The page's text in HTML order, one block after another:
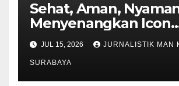
Sehat, Aman,
Menyenangkan Icon
Matamuda 2026
JUL 15, 2026 JURNALISTIK MAN
SURABAYA